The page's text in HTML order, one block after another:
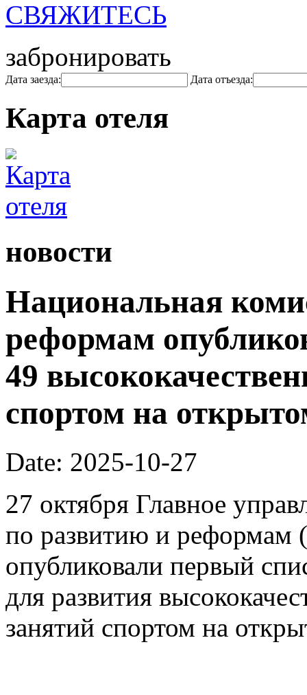
СВЯЖИТЕСЬ
забронировать
Дата заезда: Дата отъезда:
Карта отеля
новости
Национальная
реформам
49
спортом на
Date: 2025-10-27
27 октября Главное
по развитию и реформам
опубликовали первый
для развития
занятий спортом на